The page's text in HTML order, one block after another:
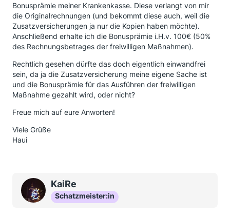
Bonusprämie meiner Krankenkasse. Diese verlangt von mir
die Originalrechnungen (und bekommt diese auch, weil die
Zusatzversicherungen ja nur die Kopien haben möchte).
Anschließend erhalte ich die Bonusprämie i.H.v. 100€ (50%
des Rechnungsbetrages der freiwilligen Maßnahmen).
Rechtlich gesehen dürfte das doch eigentlich einwandfrei
sein, da ja die Zusatzversicherung meine eigene Sache ist
und die Bonusprämie für das Ausführen der freiwilligen
Maßnahme gezahlt wird, oder nicht?
Freue mich auf eure Anworten!
Viele Grüße
Haui
KaiRe
Schatzmeister:in